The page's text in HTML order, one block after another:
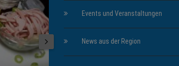
Events und Veranstaltungen
News aus der Region